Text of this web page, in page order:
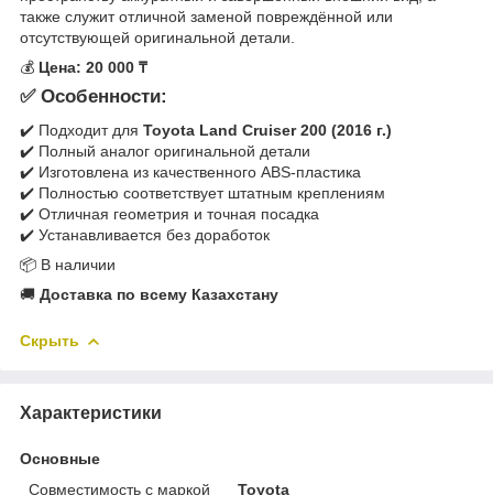
также служит отличной заменой повреждённой или
отсутствующей оригинальной детали.
💰 Цена: 20 000 ₸
✅ Особенности:
✔️ Подходит для Toyota Land Cruiser 200 (2016 г.)
✔️ Полный аналог оригинальной детали
✔️ Изготовлена из качественного ABS-пластика
✔️ Полностью соответствует штатным креплениям
✔️ Отличная геометрия и точная посадка
✔️ Устанавливается без доработок
📦 В наличии
🚚 Доставка по всему Казахстану
Скрыть
Характеристики
Основные
Совместимость с маркой
Toyota